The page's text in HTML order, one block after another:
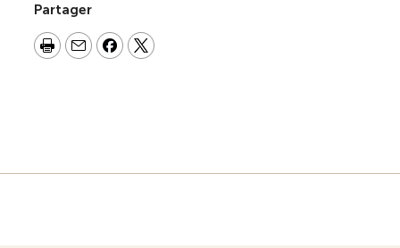
Partager